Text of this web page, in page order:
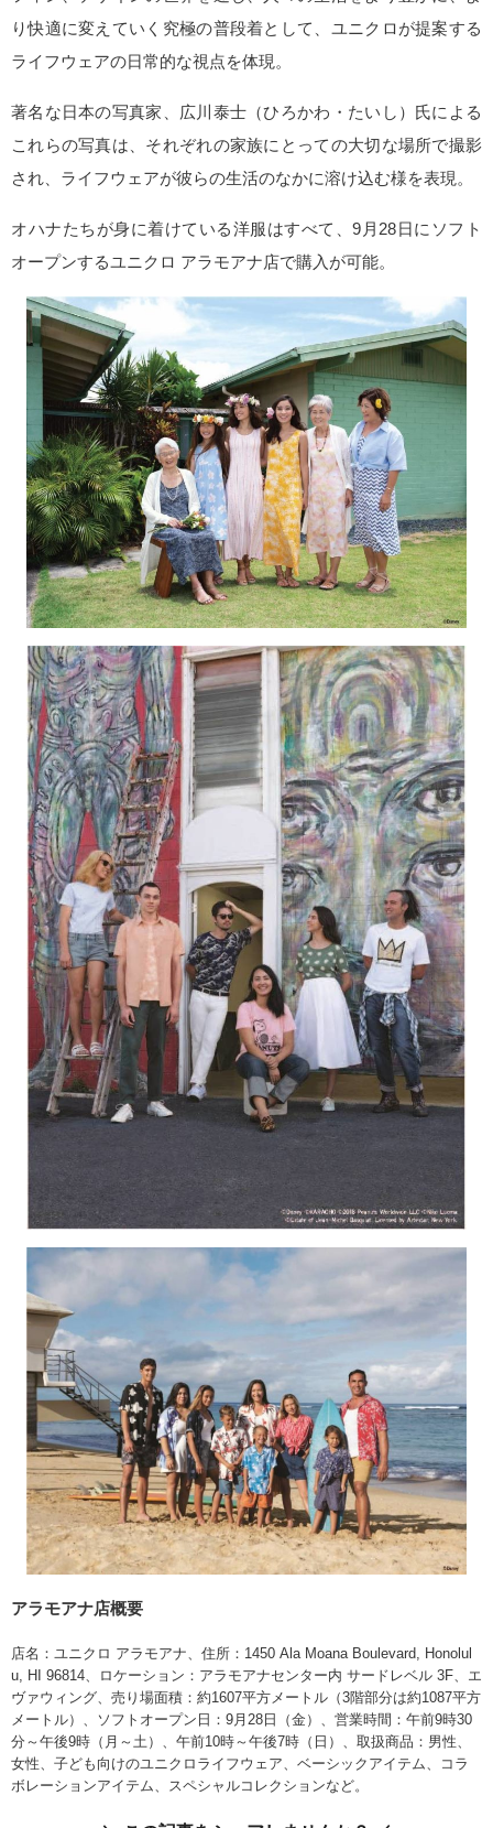
り快適に変えていく究極の普段着として、ユニクロが提案する
ライフウェアの日常的な視点を体現。
著名な日本の写真家、広川泰士（ひろかわ・たいし）氏による
これらの写真は、それぞれの家族にとっての大切な場所で撮影
され、ライフウェアが彼らの生活のなかに溶け込む様を表現。
オハナたちが身に着けている洋服はすべて、9月28日にソフト
オープンするユニクロ アラモアナ店で購入が可能。
アラモアナ店概要
店名：ユニクロ アラモアナ、住所：1450 Ala Moana Boulevard, Honolul
u, HI 96814、ロケーション：アラモアナセンター内 サードレベル 3F、エ
ヴァウィング、売り場面積：約1607平方メートル（3階部分は約1087平方
メートル）、ソフトオープン日：9月28日（金）、営業時間：午前9時30
分～午後9時（月～土）、午前10時～午後7時（日）、取扱商品：男性、
女性、子ども向けのユニクロライフウェア、ベーシックアイテム、コラ
ボレーションアイテム、スペシャルコレクションなど。